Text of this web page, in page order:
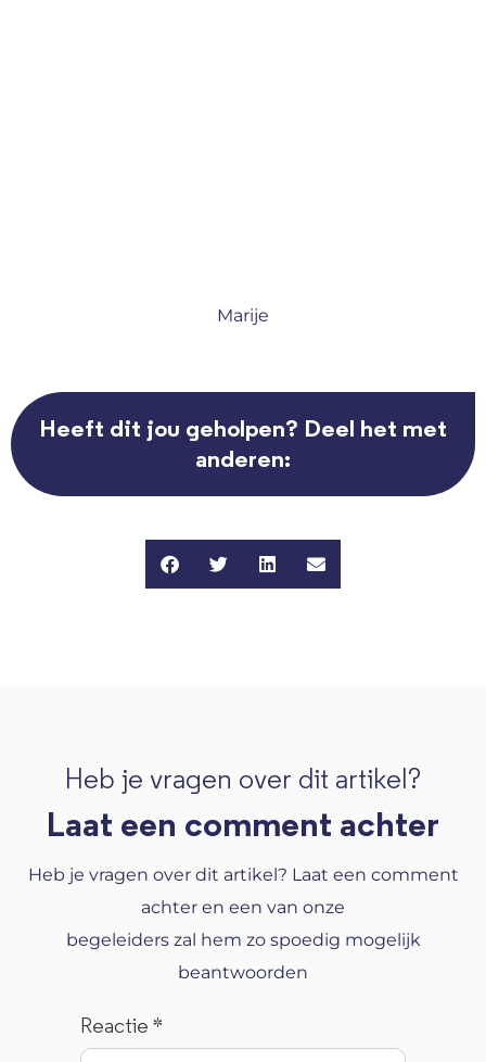
Marije
Heeft dit jou geholpen? Deel het met
anderen:
Heb je vragen over dit artikel?
Laat een comment achter
Heb je vragen over dit artikel? Laat een comment
achter en een van onze
begeleiders zal hem zo spoedig mogelijk
beantwoorden
Reactie*